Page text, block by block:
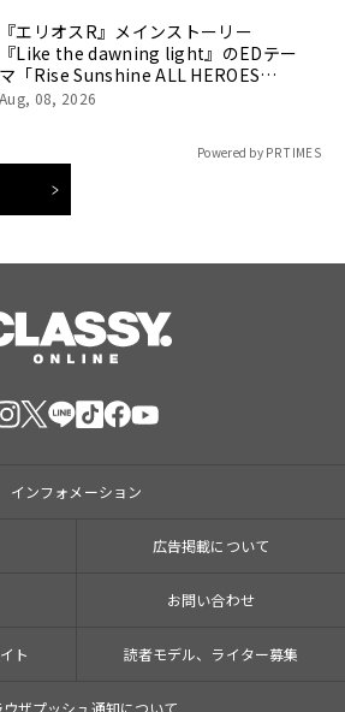
『エリオスR』メインストーリー
『Like the dawning light』のEDテー
マ「Rise Sunshine ALL HEROES
Ver.」がフルサイズ配信決定！
Aug, 08, 2026
Powered by PR TIMES
インフォメーション
広告掲載について
お問い合わせ
ト 読者モデル、ライター募集
ウザプッシュ通知について